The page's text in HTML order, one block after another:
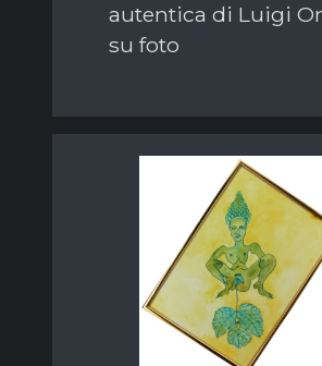
autentica di Luigi
su foto